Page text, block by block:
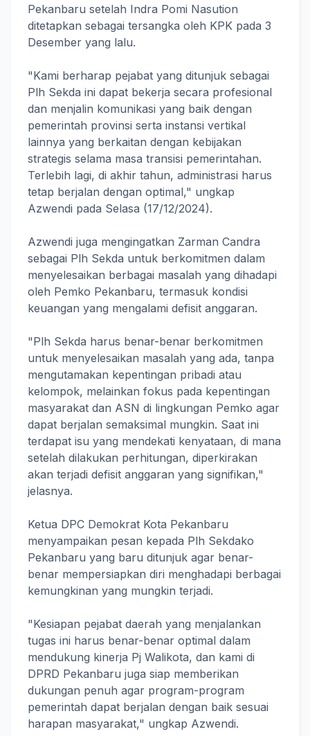
Pekanbaru setelah Indra Pomi Nasution
ditetapkan sebagai tersangka oleh KPK pada 3
Desember yang lalu.
"Kami berharap pejabat yang ditunjuk sebagai
Plh Sekda ini dapat bekerja secara profesional
dan menjalin komunikasi yang baik dengan
pemerintah provinsi serta instansi vertikal
lainnya yang berkaitan dengan kebijakan
strategis selama masa transisi pemerintahan.
Terlebih lagi, di akhir tahun, administrasi harus
tetap berjalan dengan optimal," ungkap
Azwendi pada Selasa (17/12/2024).
Azwendi juga mengingatkan Zarman Candra
sebagai Plh Sekda untuk berkomitmen dalam
menyelesaikan berbagai masalah yang dihadapi
oleh Pemko Pekanbaru, termasuk kondisi
keuangan yang mengalami defisit anggaran.
"Plh Sekda harus benar-benar berkomitmen
untuk menyelesaikan masalah yang ada, tanpa
mengutamakan kepentingan pribadi atau
kelompok, melainkan fokus pada kepentingan
masyarakat dan ASN di lingkungan Pemko agar
dapat berjalan semaksimal mungkin. Saat ini
terdapat isu yang mendekati kenyataan, di mana
setelah dilakukan perhitungan, diperkirakan
akan terjadi defisit anggaran yang signifikan,"
jelasnya.
Ketua DPC Demokrat Kota Pekanbaru
menyampaikan pesan kepada Plh Sekdako
Pekanbaru yang baru ditunjuk agar benar-
benar mempersiapkan diri menghadapi berbagai
kemungkinan yang mungkin terjadi.
"Kesiapan pejabat daerah yang menjalankan
tugas ini harus benar-benar optimal dalam
mendukung kinerja Pj Walikota, dan kami di
DPRD Pekanbaru juga siap memberikan
dukungan penuh agar program-program
pemerintah dapat berjalan dengan baik sesuai
harapan masyarakat," ungkap Azwendi.